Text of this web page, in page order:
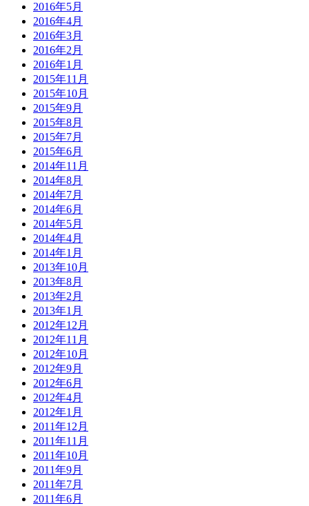
2016年5月
2016年4月
2016年3月
2016年2月
2016年1月
2015年11月
2015年10月
2015年9月
2015年8月
2015年7月
2015年6月
2014年11月
2014年8月
2014年7月
2014年6月
2014年5月
2014年4月
2014年1月
2013年10月
2013年8月
2013年2月
2013年1月
2012年12月
2012年11月
2012年10月
2012年9月
2012年6月
2012年4月
2012年1月
2011年12月
2011年11月
2011年10月
2011年9月
2011年7月
2011年6月